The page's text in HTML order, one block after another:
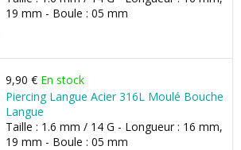
19 mm - Boule : 05 mm
9,90 € En stock
Piercing Langue Acier 316L Moulé Bouche
Langue
Taille : 1.6 mm / 14 G - Longueur : 16 mm,
19 mm - Boule : 05 mm